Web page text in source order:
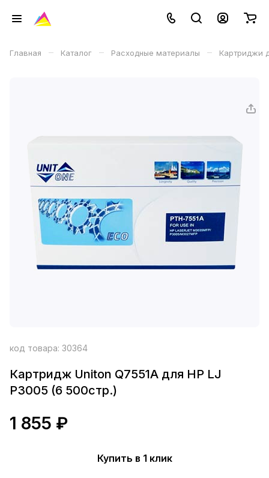
Главная – Каталог – Расходные материалы – Картриджи
код товара: 30364
Картридж Uniton Q7551A для HP LJ
P3005 (6 500стр.)
1 855 ₽
Купить в 1 клик